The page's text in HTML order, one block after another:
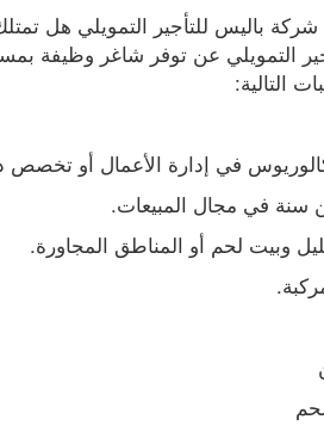
التمويلي عن توفر شاغر وظيفة
التالية:
في إدارة الأعمال أو تخصص
سنة في مجال المبيعات.
وبيت لحم أو المناطق المجاورة.